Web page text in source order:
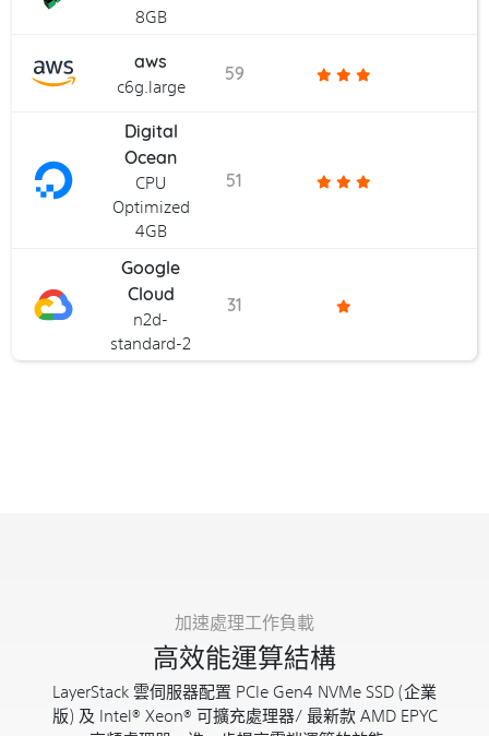
8GB
aws
c6g.large
59
Digital
Ocean
CPU
Optimized
4GB
51
Google
Cloud
n2d-
standard-2
31
加速處理工作負載
高效能運算結構
LayerStack 雲伺服器配置 PCIe Gen4 NVMe SSD (企業
版) 及 Intel® Xeon® 可擴充處理器/ 最新款 AMD EPYC